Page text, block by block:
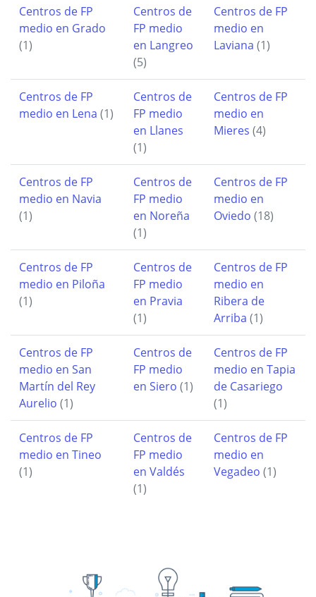
Centros de FP
medio en Grado
(1)
Centros de
FP medio
en Langreo
(5)
Centros de FP
medio en
Laviana (1)
Centros de FP
medio en Lena (1)
Centros de
FP medio
en Llanes
(1)
Centros de FP
medio en
Mieres (4)
Centros de FP
medio en Navia
(1)
Centros de
FP medio
en Noreña
(1)
Centros de FP
medio en
Oviedo (18)
Centros de FP
medio en Piloña
(1)
Centros de
FP medio
en Pravia
(1)
Centros de FP
medio en
Ribera de
Arriba (1)
Centros de FP
medio en San
Martín del Rey
Aurelio (1)
Centros de
FP medio
en Siero (1)
Centros de FP
medio en Tapia
de Casariego
(1)
Centros de FP
medio en Tineo
(1)
Centros de
FP medio
en Valdés
(1)
Centros de FP
medio en
Vegadeo (1)